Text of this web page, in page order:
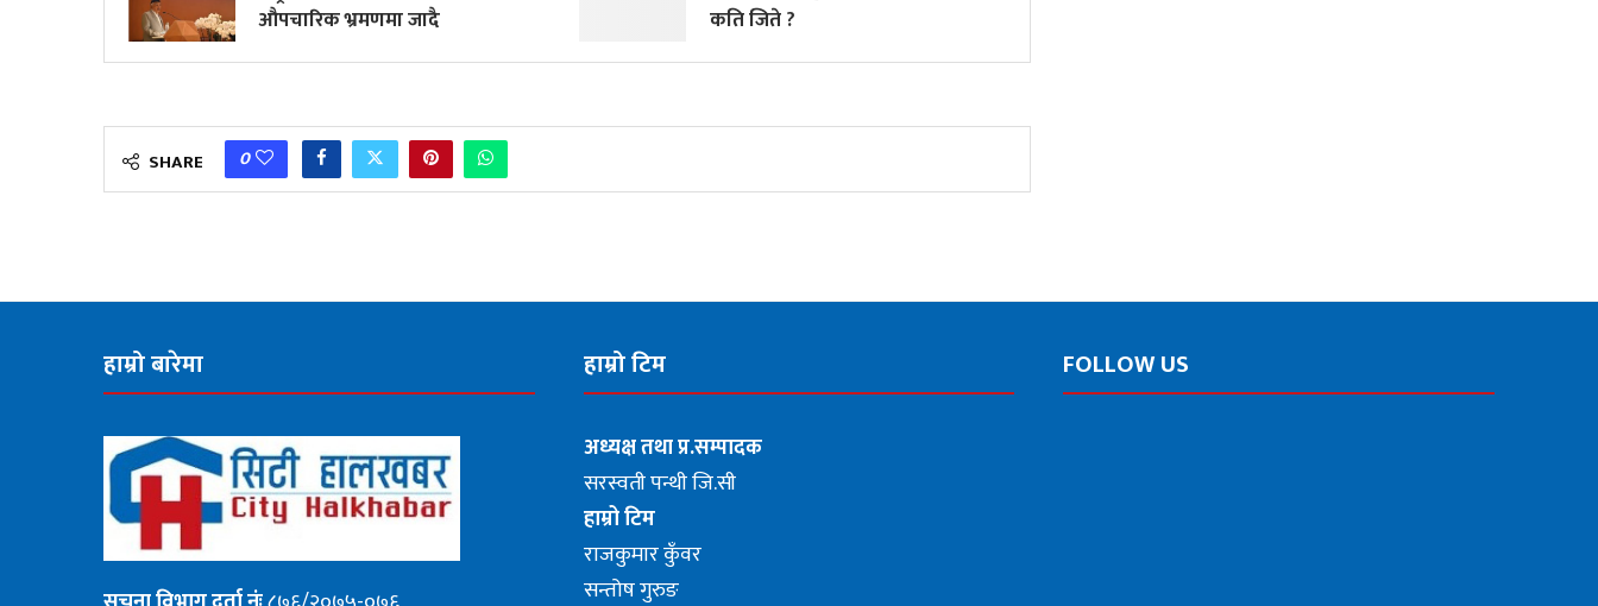
औपचारिक भ्रमणमा जादै
कति जिते ?
SHARE 0
हाम्रो बारेमा हाम्रो टिम
अध्यक्ष तथा प्र.सम्पादक
सरस्वती पन्थी जि.सी
हाम्रो टिम
राजकुमार कुँवर
सन्तोष गुरुङ
FOLLOW US